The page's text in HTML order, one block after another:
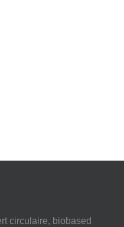
circulaire, biobased